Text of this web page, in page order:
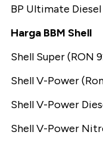
BP Ultimate
Harga BBM Shell
Shell Super (RON
Shell V-Power
Shell V-Power
Shell V-Power